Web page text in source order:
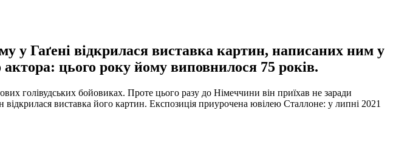
у Гаґені відкрилася виставка картин, написаних ним у
цього року йому виповнилося 75 років.
голівудських бойовиках. Проте цього разу до Німеччини він приїхав не заради
виставка його картин. Експозиція приурочена ювілею Сталлоне: у липні 2021